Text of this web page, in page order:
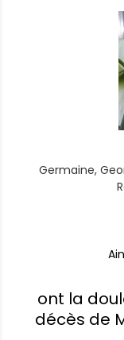
Germaine,
ont la
décès de